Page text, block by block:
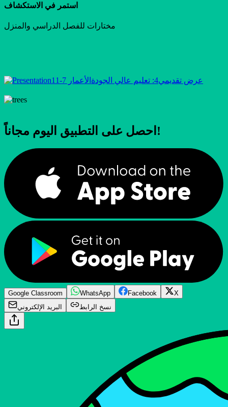
استمر في الاستكشاف
مختارات للفصل الدراسي والمنزل
عرض تقديمي4: تعليم عالي الجودة الأعمار 7-11
احصل على التطبيق اليوم مجاناً!
Google Classroom WhatsApp Facebook
X
البريد الإلكتروني
نسخ الرابط